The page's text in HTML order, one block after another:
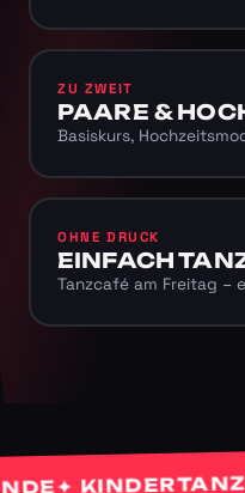
ZU ZWEIT
PAARE &
Basiskurs,
OHNE DRUCK
EINFACH
Tanzcafé am Freitag –
✦ KINDERTANZEN✦